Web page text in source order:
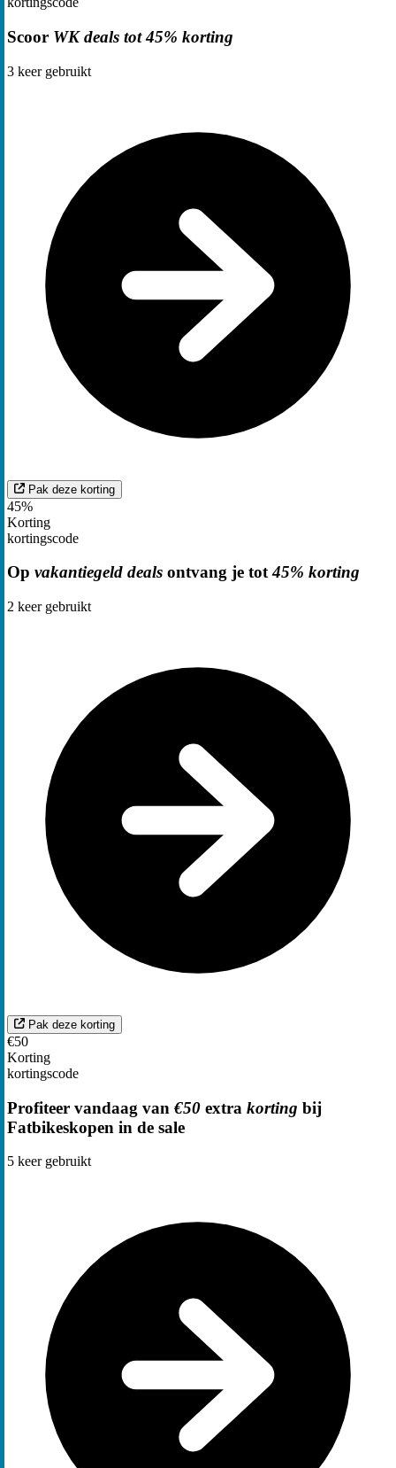
Scoor WK deals tot 45% korting
3 keer gebruikt
Pak deze korting
45%
Korting
kortingscode
Op vakantiegeld deals ontvang je tot45% korting
2 keer gebruikt
Pak deze korting
€50
Korting
kortingscode
Profiteer vandaag van €50 extra korting bij
Fatbikeskopen in de sale
5 keer gebruikt